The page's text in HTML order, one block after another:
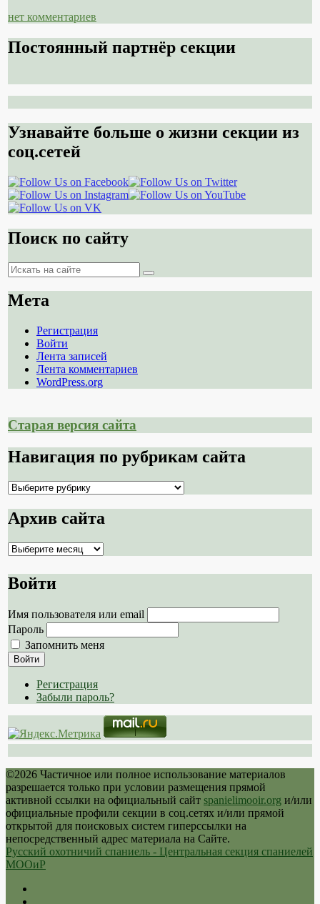
нет комментариев
Постоянный партнёр секции
Узнавайте больше о жизни секции из
соц.сетей
Поиск по сайту
Поиск
Поиск
Мета
Регистрация
Войти
Лента записей
Лента комментариев
WordPress.org
Старая версия сайта
Навигация по рубрикам сайта
Навигация
рубрикам
сайта
Архив сайта
Архив
Войти
Имя пользователя или email
Пароль
Запомнить меня
Войти
Регистрация
Забыли пароль?
©2026 Частичное или полное использование материалов
разрешается только при условии размещения прямой
активной ссылки на официальный сайт spanielimooir.org и/или
официальные профили секции в соц.сетях и/или прямой
открытой для поисковых систем гиперссылки на
непосредственный адрес материала на Сайте.
Русский охотничий спаниель - Центральная секция спаниелей
МООиР